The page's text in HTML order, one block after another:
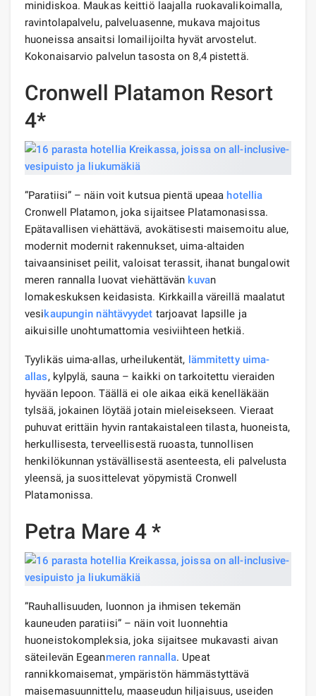
minidiskoa. Maukas keittiö laajalla ruokavalikoimalla,
ravintolapalvelu, palveluasenne, mukava majoitus
huoneissa ansaitsi lomailijoilta hyvät arvostelut.
Kokonaisarvio palvelun tasosta on 8,4 pistettä.
Cronwell Platamon Resort
4*
”Paratiisi” – näin voit kutsua pientä upeaa hotellia
Cronwell Platamon, joka sijaitsee Platamonasissa.
Epätavallisen viehättävä, avokätisesti maisemoitu alue,
modernit modernit rakennukset, uima-altaiden
taivaansiniset peilit, valoisat terassit, ihanat bungalowit
meren rannalla luovat viehättävän kuvan
lomakeskuksen keidasista. Kirkkailla väreillä maalatut
vesikaupungin nähtävyydet tarjoavat lapsille ja
aikuisille unohtumattomia vesiviihteen hetkiä.
Tyylikäs uima-allas, urheilukentät, lämmitetty uima-
allas, kylpylä, sauna – kaikki on tarkoitettu vieraiden
hyvään lepoon. Täällä ei ole aikaa eikä kenelläkään
tylsää, jokainen löytää jotain mieleisekseen. Vieraat
puhuvat erittäin hyvin rantakaistaleen tilasta, huoneista,
herkullisesta, terveellisestä ruoasta, tunnollisen
henkilökunnan ystävällisestä asenteesta, eli palvelusta
yleensä, ja suosittelevat yöpymistä Cronwell
Platamonissa.
Petra Mare 4 *
”Rauhallisuuden, luonnon ja ihmisen tekemän
kauneuden paratiisi” – näin voit luonnehtia
huoneistokompleksia, joka sijaitsee mukavasti aivan
säteilevän Egeanmeren rannalla. Upeat
rannikkomaisemat, ympäristön hämmästyttävä
maisemasuunnittelu, maaseudun hiljaisuus, useiden